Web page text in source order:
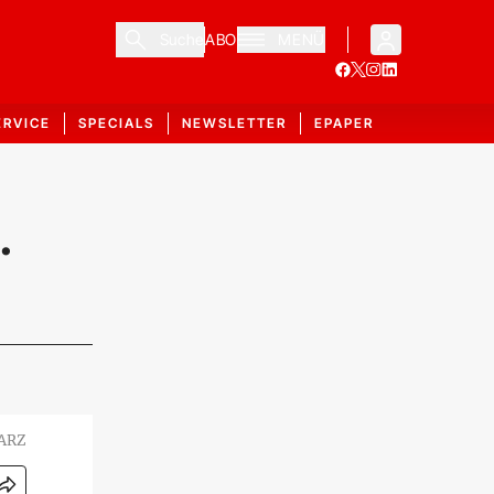
ABO
SPECIALS NEWSLETTER EPAPER